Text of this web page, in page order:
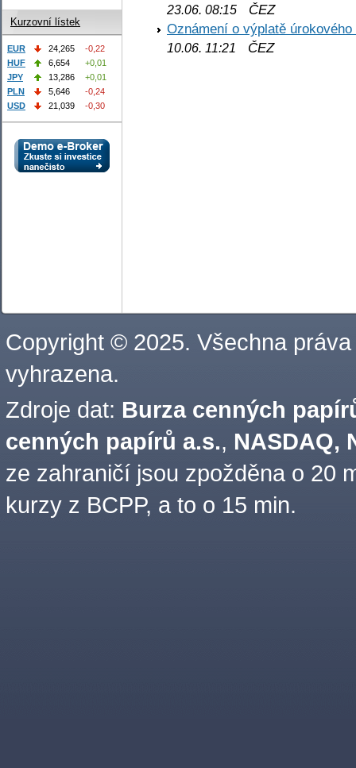
23.06. 08:15 ČEZ
Oznámení o výplatě
10.06. 11:21 ČEZ
Kurzovní lístek
EUR 24,265
-0,22
HUF
6,654
+0,01
JPY
13,286
+0,01
PLN
5,646
-0,24
USD
21,039 -0,30
Copyright © 2025. Všechna práva
vyhrazena.
Zdroje dat: Burza cenných
cenných papírů a.s., NASDAQ,
ze zahraničí jsou zpožděna o 20
kurzy z BCPP, a to o 15 min.